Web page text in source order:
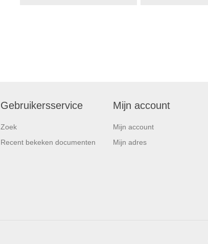
Gebruikersservice
Zoek
Recent bekeken documenten
Mijn account
Mijn account
Mijn adres